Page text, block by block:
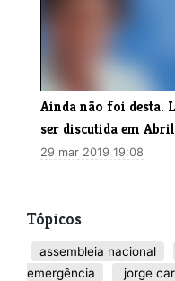
Ainda não foi desta.
ser discutida em Abril
29 mar 2019 19:08
Tópicos
assembleia nacional
emergência
jorge